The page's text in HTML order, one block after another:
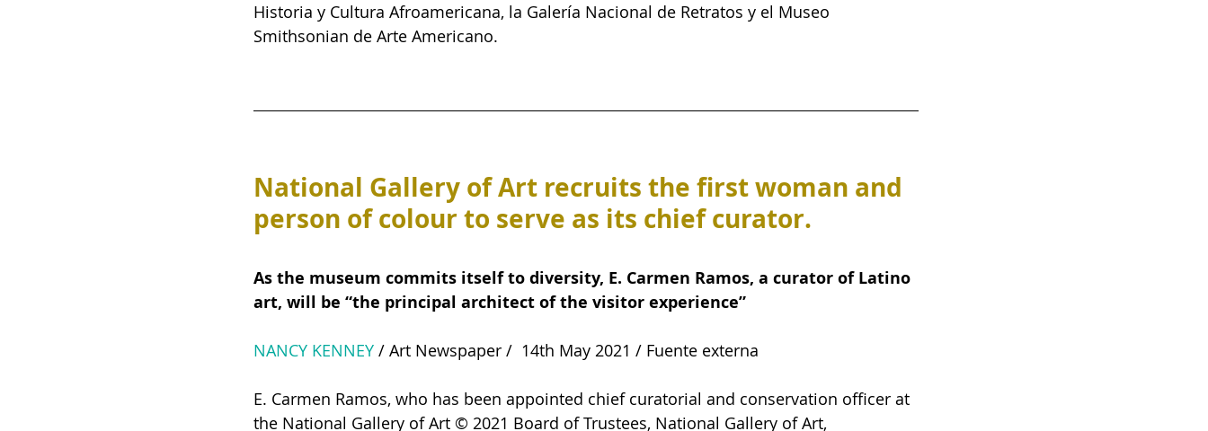
Historia y Cultura Afroamericana, la Galería Nacional de Retratos y el Museo
Smithsonian de Arte Americano.
National Gallery of Art recruits the first woman and
person of colour to serve as its chief curator.
As the museum commits itself to diversity, E. Carmen Ramos, a curator of Latino
art, will be “the principal architect of the visitor experience”
NANCY KENNEY / Art Newspaper /  14th May 2021 / Fuente externa
E. Carmen Ramos, who has been appointed chief curatorial and conservation officer at
the National Gallery of Art © 2021 Board of Trustees, National Gallery of Art,